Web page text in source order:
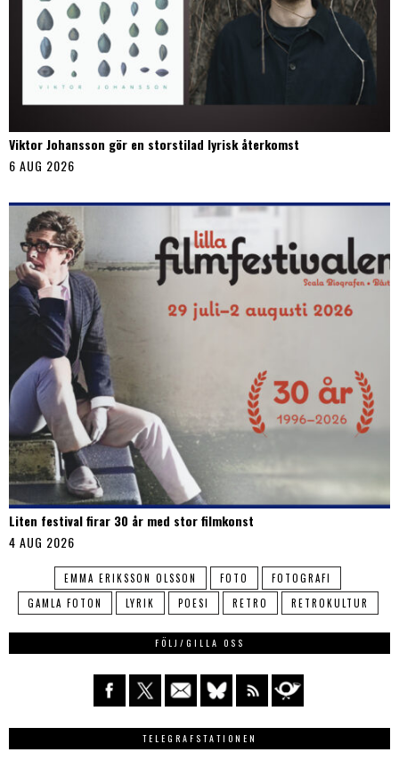
Viktor Johansson gör en storstilad lyrisk återkomst
6 AUG 2026
Liten festival firar 30 år med stor filmkonst
4 AUG 2026
EMMA ERIKSSON OLSSON FOTO
FOTOGRAFI
GAMLA FOTON
LYRIK POESI RETRO RETROKULTUR
FÖLJ/GILLA OSS
TELEGRAFSTATIONEN